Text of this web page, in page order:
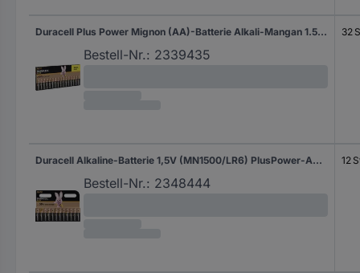
Duracell Plus Power Mignon (AA)-Batterie Alkali-Mangan 1.5 V 32 St.
Bestell-Nr.: 2339435
32
Duracell Alkaline-Batterie 1,5V (MN1500/LR6) PlusPower-AA (VE12)
Bestell-Nr.: 2348444
12